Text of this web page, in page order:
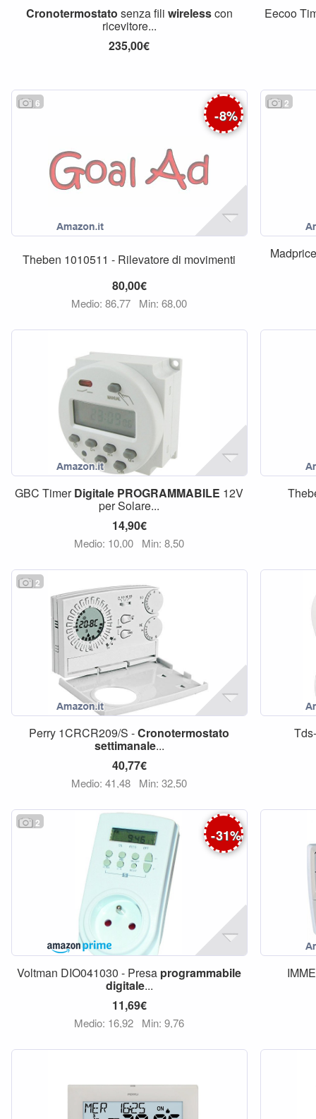
Cronotermostato senza fili wirelesscon
ricevitore...
235,00€
Eecoo
6
-8%
Theben 1010511 - Rilevatore di movimenti
80,00€
Medio: 86,77 Min: 68,00
2
GBC TimerDigitale PROGRAMMABILE 12V
per Solare...
14,90€
Medio: 10,00 Min: 8,50
2
Perry 1CRCR209/S -Cronotermostato
settimanale...
40,77€
Medio: 41,48 Min: 32,50
2
-31%
Voltman DIO041030 - Presa programmabile
digitale...
11,69€
Medio: 16,92 Min: 9,76